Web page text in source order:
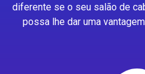
diferente se o seu salão de
possa lhe dar uma